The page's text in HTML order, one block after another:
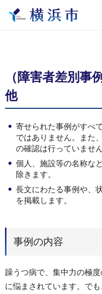
（障害者差別事
他
寄せられた事例がすべ
ではありません。また
の確認は行っていません
個人、施設等の名称な
除きます。
長文にわたる事例や、
を掲載します。
事例の内容
躁うつ病で、集中力の極
に悩まされています。で